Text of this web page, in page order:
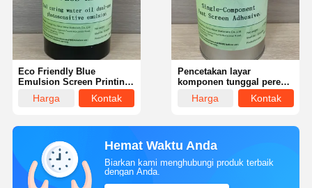
Eco Friendly Blue
Emulsion Screen Printing
Cat Emulsi Foto
Harga
Kontak
Pencetakan layar
komponen tunggal perekat
cepat kering kuat untuk
bingkai logam
Harga
Kontak
Hemat Waktu Anda
Biarkan kami menghubungi produk terbaik
dengan Anda.